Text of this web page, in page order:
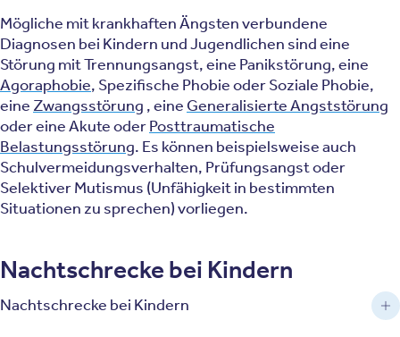
Mögliche mit krankhaften Ängsten verbundene
Diagnosen bei Kindern und Jugendlichen sind eine
Störung mit Trennungsangst, eine Panikstörung, eine
Agoraphobie, Spezifische Phobie oder Soziale Phobie,
eine Zwangsstörung , eine Generalisierte Angststörung
oder eine Akute oderPosttraumatische
Belastungsstörung. Es können beispielsweise auch
Schulvermeidungsverhalten, Prüfungsangst oder
Selektiver Mutismus (Unfähigkeit in bestimmten
Situationen zu sprechen) vorliegen.
Nachtschrecke bei Kindern
Nachtschrecke bei Kindern